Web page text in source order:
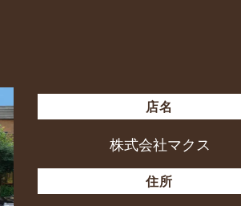
店名
株式会社マクス
住所